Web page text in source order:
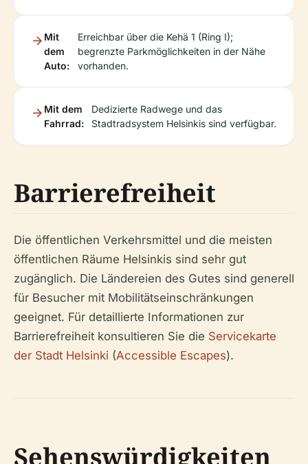
Mit
dem
Auto:
Erreichbar über die Kehä 1 (Ring I);
begrenzte Parkmöglichkeiten in der Nähe
vorhanden.
Mit dem
Fahrrad:
Dedizierte Radwege und das
Stadtradsystem Helsinkis sind verfügbar.
Barrierefreiheit
Die öffentlichen Verkehrsmittel und die meisten
öffentlichen Räume Helsinkis sind sehr gut
zugänglich. Die Ländereien des Gutes sind generell
für Besucher mit Mobilitätseinschränkungen
geeignet. Für detaillierte Informationen zur
Barrierefreiheit konsultieren Sie die Servicekarte
der Stadt Helsinki (Accessible Escapes).
Sehenswürdigkeiten